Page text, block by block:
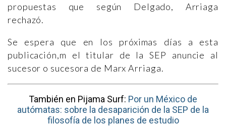
propuestas que según Delgado, Arriaga
rechazó.
Se espera que en los próximas días a esta
publicación,m el titular de la SEP anuncie al
sucesor o sucesora de Marx Arriaga.
También en Pijama Surf: Por un México de
autómatas: sobre la desaparición de la SEP de la
filosofía de los planes de estudio